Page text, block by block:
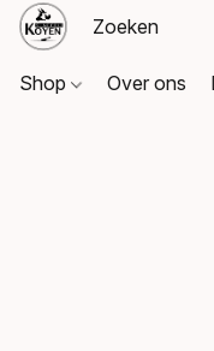
Shop Over ons